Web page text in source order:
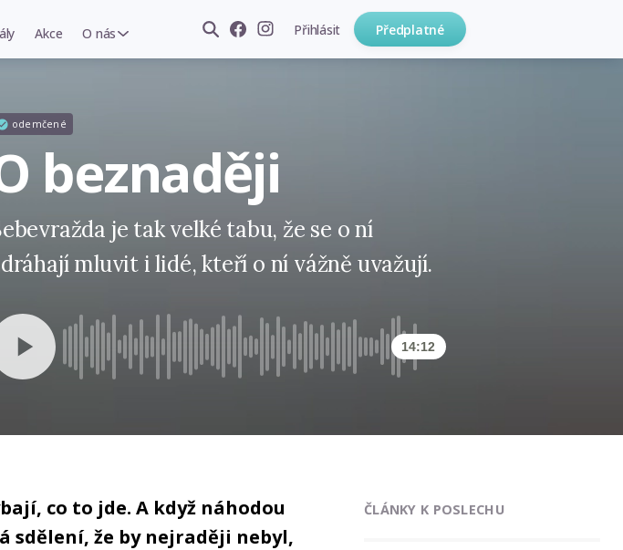
Akce O nás Přihlásit Předplatné
odemčené
beznaději
je tak velké tabu, že se o ní
mluvit i lidé, kteří o ní vážně uvažují.
14:12
co to jde. A když náhodou
sdělení, že by nejraději nebyl,
ČLÁNKY K POSLECHU